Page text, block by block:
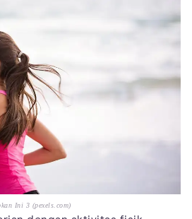
Ini 3 (pexels.com)